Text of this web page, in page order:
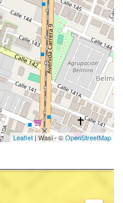
Leaflet | Wasi - ©OpenStreetMap